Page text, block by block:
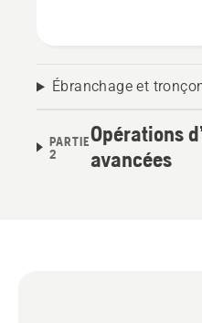
Ébranchage et
PARTIE
2
Opérations
avancées